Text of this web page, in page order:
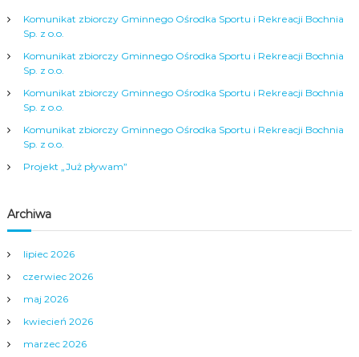
a
c
j
a
p
w
p
i
s
Komunikat zbiorczy Gminnego Ośrodka Sportu i Rekreacji Bochnia
Sp. z o.o.
Komunikat zbiorczy Gminnego Ośrodka Sportu i Rekreacji Bochnia
Sp. z o.o.
Komunikat zbiorczy Gminnego Ośrodka Sportu i Rekreacji Bochnia
Sp. z o.o.
Komunikat zbiorczy Gminnego Ośrodka Sportu i Rekreacji Bochnia
Sp. z o.o.
Projekt „Już pływam”
Archiwa
lipiec 2026
czerwiec 2026
maj 2026
kwiecień 2026
marzec 2026